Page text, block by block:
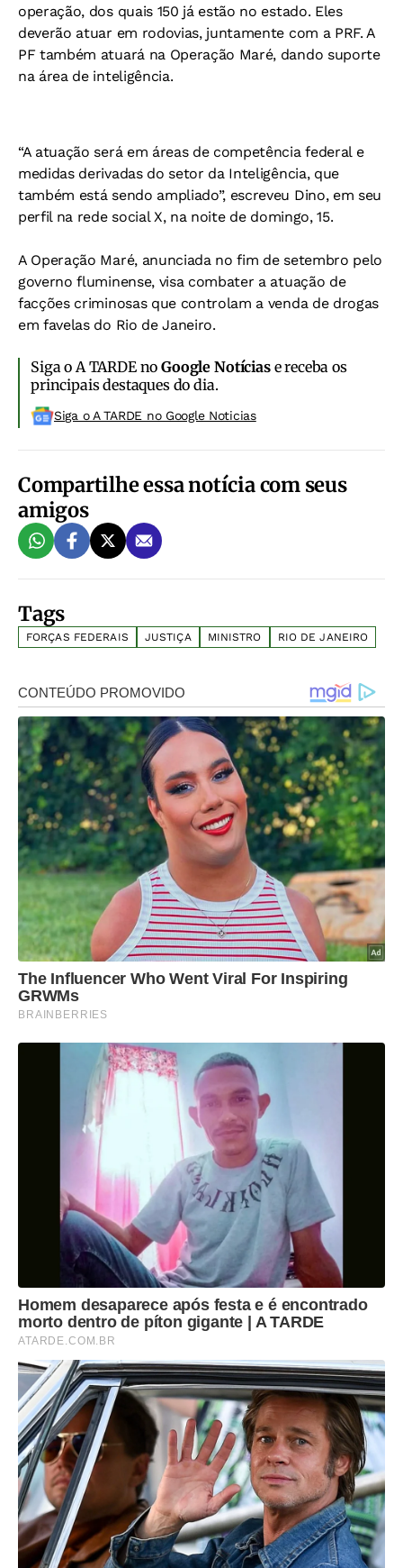
operação, dos quais 150 já estão no estado. Eles
deverão atuar em rodovias, juntamente com a PRF. A
PF também atuará na Operação Maré, dando suporte
na área de inteligência.
“A atuação será em áreas de competência federal e
medidas derivadas do setor da Inteligência, que
também está sendo ampliado”, escreveu Dino, em seu
perfil na rede social X, na noite de domingo, 15.
A Operação Maré, anunciada no fim de setembro pelo
governo fluminense, visa combater a atuação de
facções criminosas que controlam a venda de drogas
em favelas do Rio de Janeiro.
Siga o A TARDE noGoogle Notíciase receba os
principais destaques do dia.
Siga o A TARDE no Google Noticias
Compartilhe essa notícia com seus
amigos
Tags
FORÇAS FEDERAIS JUSTIÇA MINISTRO RIO DE JANEIRO